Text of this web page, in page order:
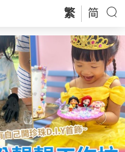
繁 简